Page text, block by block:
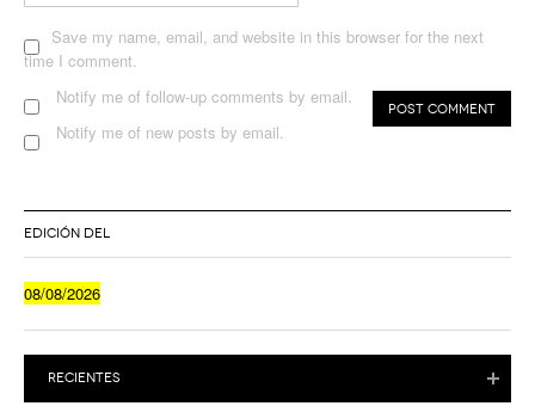
Save my name, email, and website in this browser for the next
time I comment.
Notify me of follow-up comments by email.
Notify me of new posts by email.
EDICIÓN DEL
08/08/2026
RECIENTES